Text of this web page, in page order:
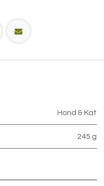
Hond & Kat
245 g